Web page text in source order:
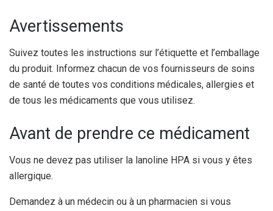
Avertissements
Suivez toutes les instructions sur l’étiquette et l’emballage
du produit. Informez chacun de vos fournisseurs de soins
de santé de toutes vos conditions médicales, allergies et
de tous les médicaments que vous utilisez.
Avant de prendre ce médicament
Vous ne devez pas utiliser la lanoline HPA si vous y êtes
allergique.
Demandez à un médecin ou à un pharmacien si vous